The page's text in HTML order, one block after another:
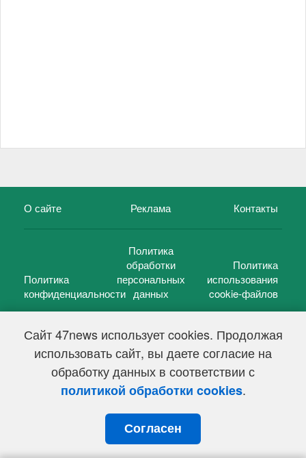
Сайт 47news использует cookies. Продолжая
использовать сайт, вы даете согласие на
обработку данных в соответствии с
политикой обработки cookies.
Согласен
О сайте Реклама Контакты
Политика
конфиденциальности
Политика
обработки
персональных
данных
Политика
использования
cookie-файлов
47 новостей (47 news)2005 — 2026 г.
Свидетельство о регистрации СМИ Эл № ФС 77-39848, выдано
Федеральной службой по надзору в сфере связи,
информационных технологий и массовых коммуникаций